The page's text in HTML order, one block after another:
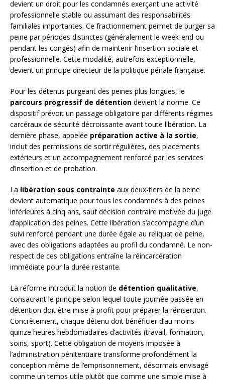
devient un droit pour les condamnés exerçant une activité
professionnelle stable ou assumant des responsabilités
familiales importantes. Ce fractionnement permet de purger sa
peine par périodes distinctes (généralement le week-end ou
pendant les congés) afin de maintenir l’insertion sociale et
professionnelle. Cette modalité, autrefois exceptionnelle,
devient un principe directeur de la politique pénale française.
Pour les détenus purgeant des peines plus longues, le
parcours progressif de détention devient la norme. Ce
dispositif prévoit un passage obligatoire par différents régimes
carcéraux de sécurité décroissante avant toute libération. La
dernière phase, appelée préparation active à la sortie,
inclut des permissions de sortir régulières, des placements
extérieurs et un accompagnement renforcé par les services
d’insertion et de probation.
La libération sous contrainte aux deux-tiers de la peine
devient automatique pour tous les condamnés à des peines
inférieures à cinq ans, sauf décision contraire motivée du juge
d’application des peines. Cette libération s’accompagne d’un
suivi renforcé pendant une durée égale au reliquat de peine,
avec des obligations adaptées au profil du condamné. Le non-
respect de ces obligations entraîne la réincarcération
immédiate pour la durée restante.
La réforme introduit la notion de détention qualitative,
consacrant le principe selon lequel toute journée passée en
détention doit être mise à profit pour préparer la réinsertion.
Concrètement, chaque détenu doit bénéficier d’au moins
quinze heures hebdomadaires d’activités (travail, formation,
soins, sport). Cette obligation de moyens imposée à
l’administration pénitentiaire transforme profondément la
conception même de l’emprisonnement, désormais envisagé
comme un temps utile plutôt que comme une simple mise à